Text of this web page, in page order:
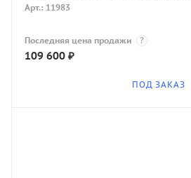
Арт.: 11983
Последняя цена продажи ?
109 600 ₽
ПОД ЗАКАЗ